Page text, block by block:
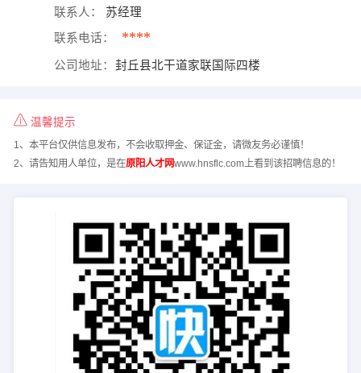
联系人： 苏经理
联系电话： ****
公司地址： 封丘县北干道家联国际四楼
温馨提示
1、本平台仅供信息发布，不会收取押金、保证金，请微友务必谨慎！
2、请告知用人单位，是在原阳人才网www.hnsflc.com上看到该招聘信息的！